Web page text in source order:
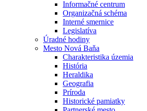
Informačné centrum
Organizačná schéma
Interné smernice
Legislatíva
Úradné hodiny
Mesto Nová Baňa
Charakteristika územia
História
Heraldika
Geografia
Príroda
Historické pamiatky